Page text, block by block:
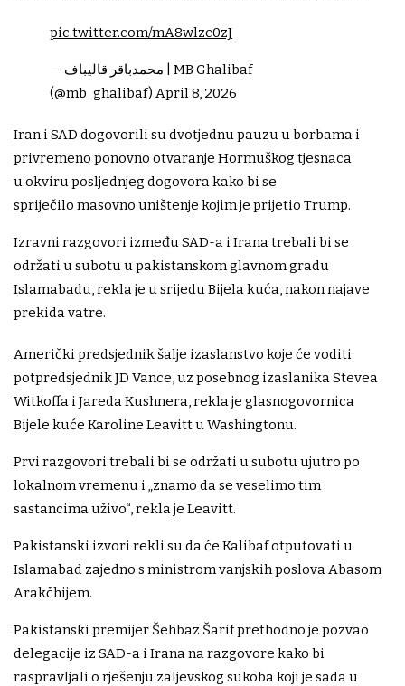
pic.twitter.com/mA8wlzc0zJ
— محمدباقر قالیباف | MB Ghalibaf
(@mb_ghalibaf) April 8, 2026
Iran i SAD dogovorili su dvotjednu pauzu u borbama i
privremeno ponovno otvaranje Hormuškog tjesnaca
u okviru posljednjeg dogovora kako bi se
spriječilo masovno uništenje kojim je prijetio Trump.
Izravni razgovori između SAD-a i Irana trebali bi se
održati u subotu u pakistanskom glavnom gradu
Islamabadu, rekla je u srijedu Bijela kuća, nakon najave
prekida vatre.
Američki predsjednik šalje izaslanstvo koje će voditi
potpredsjednik JD Vance, uz posebnog izaslanika Stevea
Witkoffa i Jareda Kushnera, rekla je glasnogovornica
Bijele kuće Karoline Leavitt u Washingtonu.
Prvi razgovori trebali bi se održati u subotu ujutro po
lokalnom vremenu i „znamo da se veselimo tim
sastancima uživo“, rekla je Leavitt.
Pakistanski izvori rekli su da će Kalibaf otputovati u
Islamabad zajedno s ministrom vanjskih poslova Abasom
Arakčhijem.
Pakistanski premijer Šehbaz Šarif prethodno je pozvao
delegacije iz SAD-a i Irana na razgovore kako bi
raspravljali o rješenju zaljevskog sukoba koji je sada u